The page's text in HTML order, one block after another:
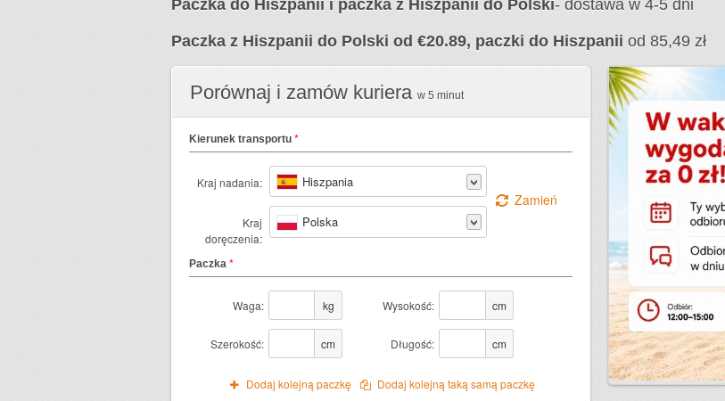
Paczka do Hiszpanii i paczka z Hiszpanii do Polski- dostawa w 4-5 dni
Paczka z Hiszpanii do Polski od €20.89, paczki do Hiszpanii od 85,49 zł
Porównaj i zamów kuriera w 5 minut
Kierunek transportu *
Kraj nadania: Hiszpania
Zamień
Kraj
doręczenia:
Polska
Paczka *
Waga: kg Wysokość: cm
Szerokość: cm Długość: cm
Dodaj kolejną paczkę Dodaj kolejną taką samą paczkę